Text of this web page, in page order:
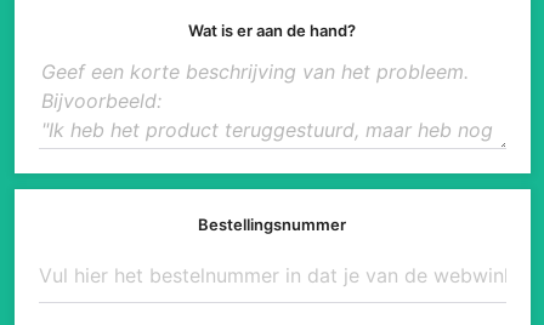
Wat is er aan de hand?
Bestellingsnummer